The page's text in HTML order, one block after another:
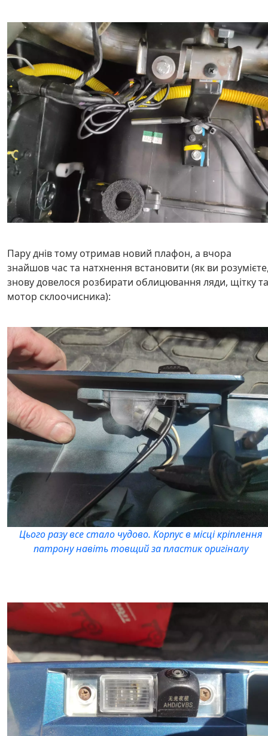
Пару днів тому отримав новий плафон, а вчора
знайшов час та натхнення встановити (як ви
знову довелося розбирати облицювання ляди, щітку та
мотор склоочисника):
Цього разу все стало чудово. Корпус в місці кріплення
патрону навіть товщий за пластик оригіналу